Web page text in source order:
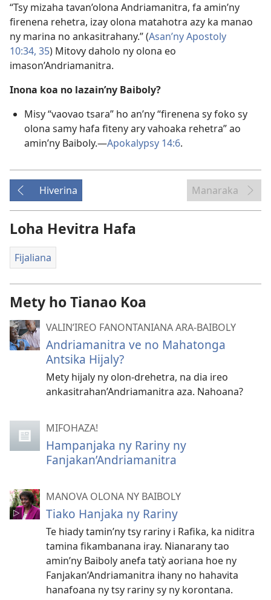
“Tsy mizaha tavan’olona Andriamanitra, fa amin’ny
firenena rehetra, izay olona matahotra azy ka manao
ny marina no ankasitrahany.” (Asan’ny Apostoly
10:34, 35) Mitovy daholo ny olona eo
imason’Andriamanitra.
Inona koa no lazain’ny Baiboly?
Misy “vaovao tsara” ho an’ny “firenena sy foko sy
olona samy hafa fiteny ary vahoaka rehetra” ao
amin’ny Baiboly.—Apokalypsy 14:6.
Hiverina Manaraka
Loha Hevitra Hafa
Fijaliana
Mety ho Tianao Koa
VALIN’IREO FANONTANIANA ARA-BAIBOLY
Andriamanitra ve no Mahatonga
Antsika Hijaly?
Mety hijaly ny olon-drehetra, na dia ireo
ankasitrahan’Andriamanitra aza. Nahoana?
MIFOHAZA!
Hampanjaka ny Rariny ny
Fanjakan’Andriamanitra
MANOVA OLONA NY BAIBOLY
Tiako Hanjaka ny Rariny
Te hiady tamin’ny tsy rariny i Rafika, ka niditra
tamina fikambanana iray. Nianarany tao
amin’ny Baiboly anefa tatỳ aoriana hoe ny
Fanjakan’Andriamanitra ihany no hahavita
hanafoana ny tsy rariny sy ny korontana.